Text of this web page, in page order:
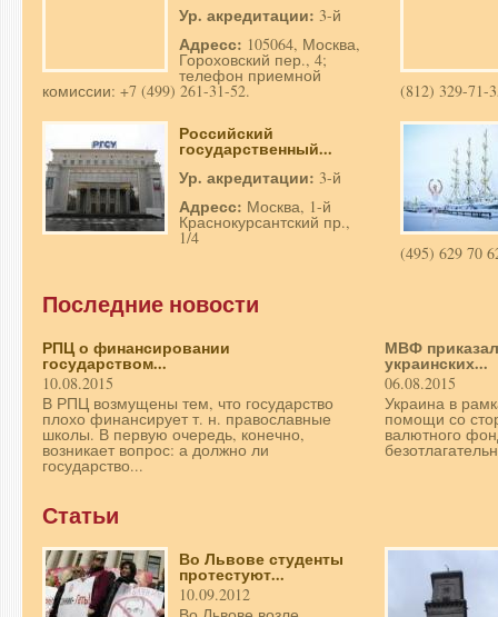
Ур. акредитации: 3-й
Адресс: 105064, Москва,
Гороховский пер., 4;
телефон приемной
комиссии: +7 (499) 261-31-52. (812) 329-71-
Российский
государственный...
Ур. акредитации: 3-й
Адресс: Москва, 1-й
Краснокурсантский пр.,
1/4
(495) 629 70
Последние новости
РПЦ о финансировании
государством...
10.08.2015
В РПЦ возмущены тем, что государство
плохо финансирует т. н. православные
школы. В первую очередь, конечно,
возникает вопрос: а должно ли
государство...
МВФ
украинских...
06.08.2015
Украина в
помощи со
валютного
Статьи
Во Львове студенты
протестуют...
10.09.2012